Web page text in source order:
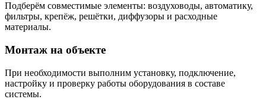
Подберём совместимые элементы: воздуховоды, автоматику,
фильтры, крепёж, решётки, диффузоры и расходные
материалы.
Монтаж на объекте
При необходимости выполним установку, подключение,
настройку и проверку работы оборудования в составе
системы.